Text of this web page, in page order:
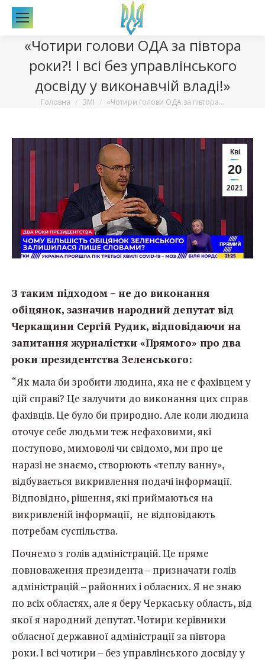
«Чотири голови ОДА за півтора
роки?! І всі без управлінського
досвіду у виконавчій владі!»
Вы здесь:
Головна ЗМІ «Чотири голови ОДА за півтора…
Кві
20
2021
З таким підходом – не до виконання
обіцянок, зазначив народний депутат від
Черкащини Сергій Рудик, відповідаючи на
запитання журналістки «Прямого» про два
роки президентства Зеленського:
“Як мала би зробити людина, яка не є фахівцем у
цій справі? Це залучити до виконання цих справ
фахівців. Це було би природно. Але коли людина
оточує себе людьми теж нефаховими, які
поступово, мимоволі чи свідомо, ми про це
наразі не знаємо, створюють «теплу ванну»,
відбувається викривлення подачі інформації.
Відповідно, рішення, які приймаються на
викривленій інформації, не відповідають
потребам суспільства.
Почнемо з голів адміністрацій. Це пряме
повноваження президента – призначати голів
адміністрацій – районних і обласних. Я не знаю
по всіх областях, але я беру Черкаську область, від
якої я народний депутат. Чотири керівники
обласної державної адміністрації за півтора
роки. І всі чотири – без управлінського досвіду у